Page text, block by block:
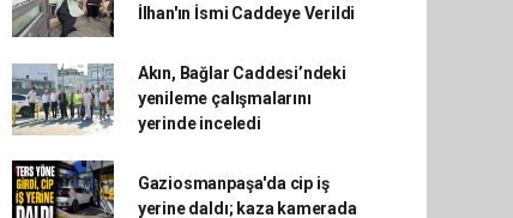
İlhan'ın İsmi Caddeye Verildi
Akın, Bağlar Caddesi’ndeki
yenileme çalışmalarını
yerinde inceledi
Gaziosmanpaşa'da cip iş
yerine daldı; kaza kamerada